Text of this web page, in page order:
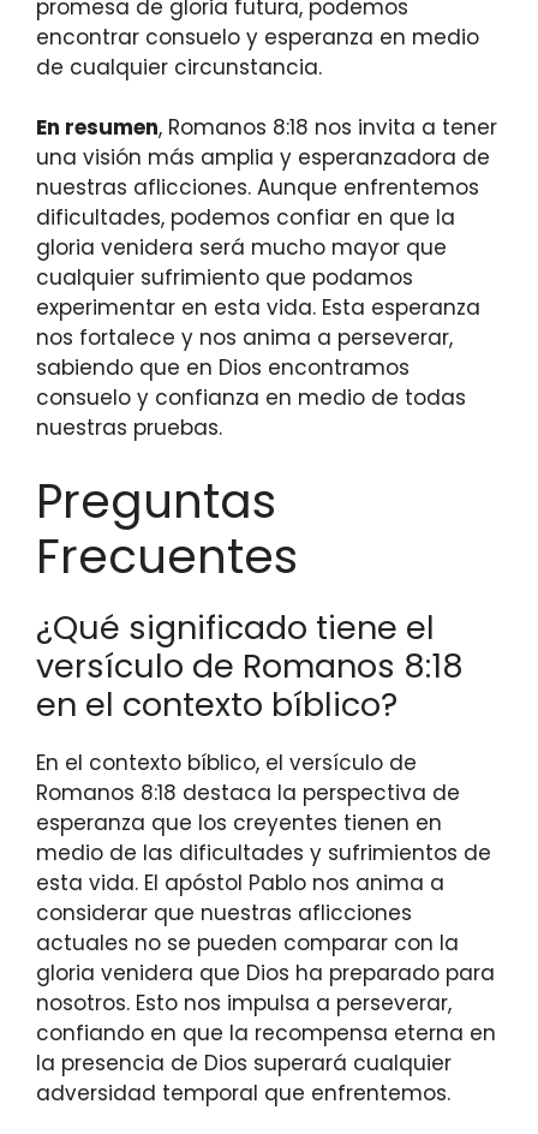
promesa de gloria futura, podemos
encontrar consuelo y esperanza en medio
de cualquier circunstancia.
En resumen, Romanos 8:18 nos invita a tener
una visión más amplia y esperanzadora de
nuestras aflicciones. Aunque enfrentemos
dificultades, podemos confiar en que la
gloria venidera será mucho mayor que
cualquier sufrimiento que podamos
experimentar en esta vida. Esta esperanza
nos fortalece y nos anima a perseverar,
sabiendo que en Dios encontramos
consuelo y confianza en medio de todas
nuestras pruebas.
Preguntas
Frecuentes
¿Qué significado tiene el
versículo de Romanos 8:18
en el contexto bíblico?
En el contexto bíblico, el versículo de
Romanos 8:18 destaca la perspectiva de
esperanza que los creyentes tienen en
medio de las dificultades y sufrimientos de
esta vida. El apóstol Pablo nos anima a
considerar que nuestras aflicciones
actuales no se pueden comparar con la
gloria venidera que Dios ha preparado para
nosotros. Esto nos impulsa a perseverar,
confiando en que la recompensa eterna en
la presencia de Dios superará cualquier
adversidad temporal que enfrentemos.